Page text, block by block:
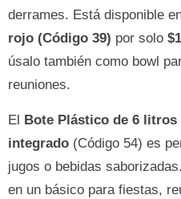
derrames. Está disponible
rojo (Código 39) por solo
úsalo también como bowl
reuniones.
El Bote Plástico de 6 litros
integrado (Código 54) es
jugos o bebidas
en un básico para fiestas,